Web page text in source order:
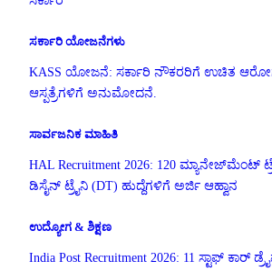
ಸರ್ಕಾರಿ ಯೋಜನೆಗಳು
KASS ಯೋಜನೆ: ಸರ್ಕಾರಿ ನೌಕರರಿಗೆ ಉಚಿತ
ಆಸ್ಪತ್ರೆಗಳಿಗೆ ಅನುಮೋದನೆ.
ಸಾರ್ವಜನಿಕ ಮಾಹಿತಿ
HAL Recruitment 2026: 120 ಮ್ಯಾನೇಜ್‌ಮೆಂಟ್
ಡಿಸೈನ್ ಟ್ರೈನಿ (DT) ಹುದ್ದೆಗಳಿಗೆ ಅರ್ಜಿ ಆಹ್ವಾನ
ಉದ್ಯೋಗ & ಶಿಕ್ಷಣ
India Post Recruitment 2026: 11 ಸ್ಟಾಫ್ ಕಾರ್